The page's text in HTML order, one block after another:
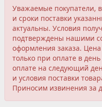
Уважаемые покупатели,
и сроки поставки
актуальны. Условия
подтверждены нашими
оформления заказа.
только при оплате в
оплате на следующий
и условия поставки
Приносим извинения за